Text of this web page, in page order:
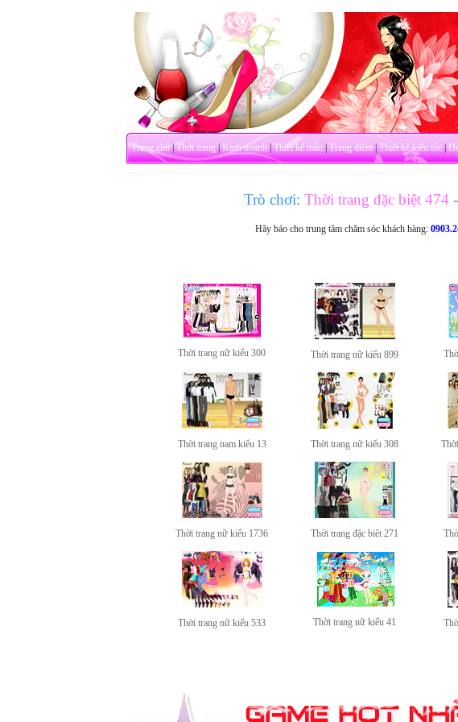
Trang chủ|Thời trang|Kinh doanh|Thiết kế mẫu|Trang điểm|Thiết kế kiểu tóc|
Trò chơi: Thời trang đặc biệt 474
Hãy báo cho trung tâm chăm sóc khách hàng:
Thời trang nữ kiểu 300 Thời trang nữ kiểu 899
Thời trang nam kiểu 13 Thời trang nữ kiểu 308
Thời trang nữ kiểu 1736 Thời trang đặc biệt 271
Thời trang nữ kiểu 533 Thời trang nữ kiểu 41